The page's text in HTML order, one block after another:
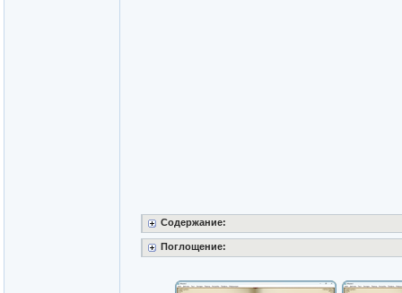
Содержание:
Поглощение: